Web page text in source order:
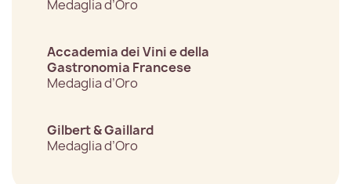
Medaglia d’Oro
Accademia dei Vini e della
Gastronomia Francese
Medaglia d’Oro
Gilbert & Gaillard
Medaglia d’Oro